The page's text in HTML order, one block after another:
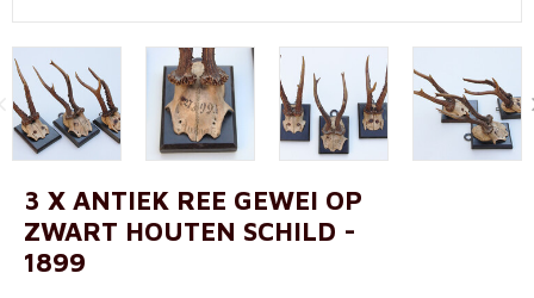
3 X ANTIEK REE GEWEI OP
ZWART HOUTEN SCHILD -
1899